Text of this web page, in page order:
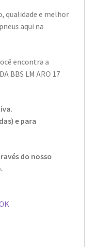
qualidade e melhor
aqui na
encontra a
BBS LM ARO 17
e para
do nosso